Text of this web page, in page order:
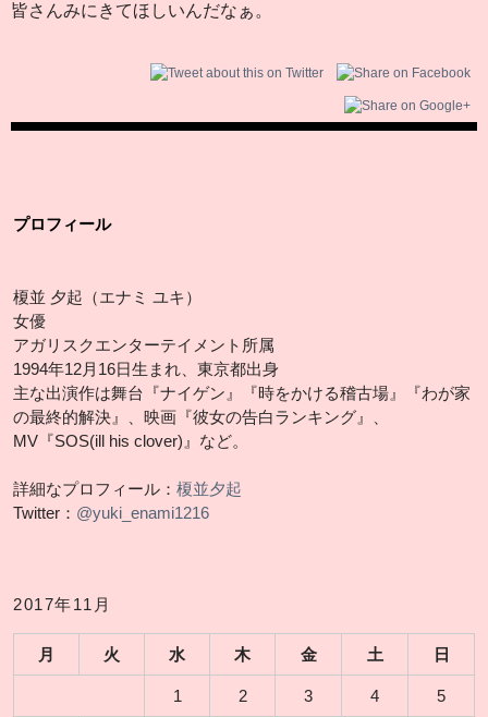
皆さんみにきてほしいんだなぁ。
プロフィール
榎並 夕起（エナミ ユキ）
女優
アガリスクエンターテイメント所属
1994年12月16日生まれ、東京都出身
主な出演作は舞台『ナイゲン』『時をかける稽古場』『わが家
の最終的解決』、映画『彼女の告白ランキング』、
MV『SOS(ill his clover)』など。
詳細なプロフィール： 榎並夕起
Twitter： @yuki_enami1216
2017年11月
月 火 水 木 金 土 日
1 2 3 4 5